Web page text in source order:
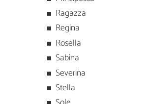
Ragazza
Regina
Rosella
Sabina
Severina
Stella